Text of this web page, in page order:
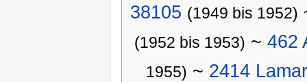
38105 (1949 bis 1952)
(1952 bis 1953) ~ 462
1955) ~ 2414